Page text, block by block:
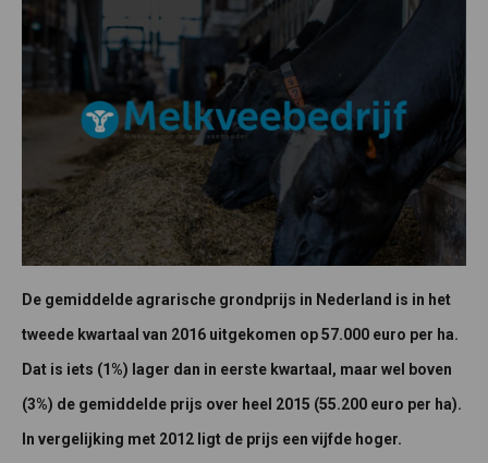
De gemiddelde agrarische grondprijs in Nederland is in het
tweede kwartaal van 2016 uitgekomen op 57.000 euro per ha.
Dat is iets (1%) lager dan in eerste kwartaal, maar wel boven
(3%) de gemiddelde prijs over heel 2015 (55.200 euro per ha).
In vergelijking met 2012 ligt de prijs een vijfde hoger.